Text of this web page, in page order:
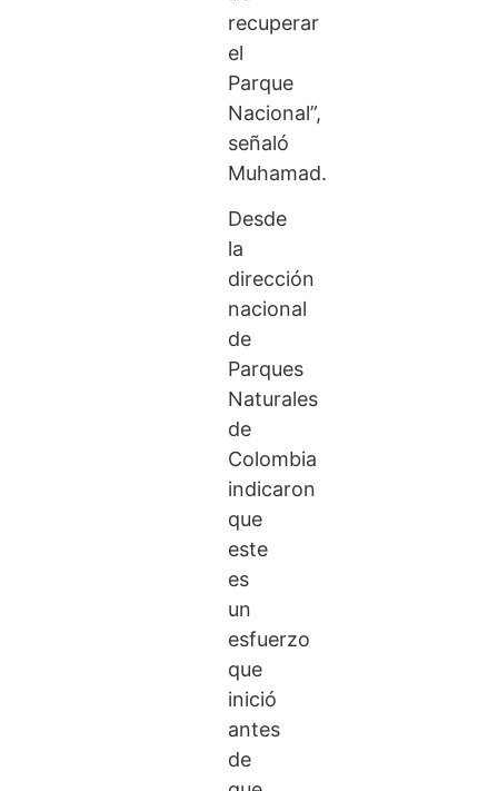
recuperar
el
Parque
Nacional”,
señaló
Muhamad.
Desde
la
dirección
nacional
de
Parques
Naturales
de
Colombia
indicaron
que
este
es
un
esfuerzo
que
inició
antes
de